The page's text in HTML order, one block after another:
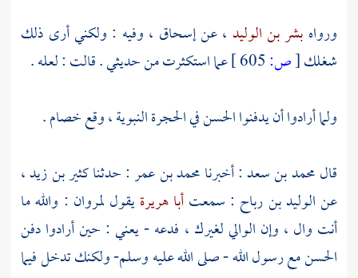
ورواه بشر بن الوليد ، عنإسحاق ، وفيه : ولكني أرى ذلك
شغلك[ص:
عما استكثرت من حديثي . قالت : لعله .
ولما أرادوا أن يدفنواالحسنفي الحجرة النبوية ، وقع خصام .
قالمحمد بن سعد: أخبرنامحمد بن عمر: حدثناكثير بن زيد،
عنالوليد بن رباح : سمعتأبا هريرةيقوللمروان : والله ما
أنت وال ، وإن الوالي لغيرك ، فدعه - يعني : حين أرادوا دفن
الحسنمع رسول الله - صلى الله عليه وسلم- ولكنك تدخل فيما